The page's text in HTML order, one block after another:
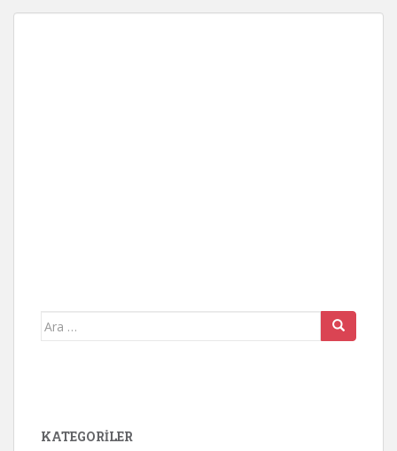
Arama
KATEGORİLER